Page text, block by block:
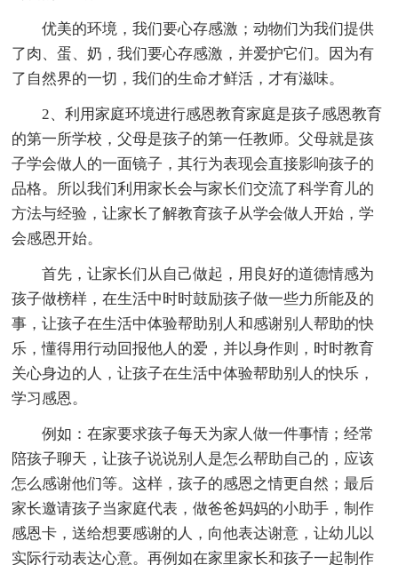
优美的环境，我们要心存感激；动物们为我们提供
了肉、蛋、奶，我们要心存感激，并爱护它们。因为有
了自然界的一切，我们的生命才鲜活，才有滋味。
2、利用家庭环境进行感恩教育家庭是孩子感恩教育
的第一所学校，父母是孩子的第一任教师。父母就是孩
子学会做人的一面镜子，其行为表现会直接影响孩子的
品格。所以我们利用家长会与家长们交流了科学育儿的
方法与经验，让家长了解教育孩子从学会做人开始，学
会感恩开始。
首先，让家长们从自己做起，用良好的道德情感为
孩子做榜样，在生活中时时鼓励孩子做一些力所能及的
事，让孩子在生活中体验帮助别人和感谢别人帮助的快
乐，懂得用行动回报他人的爱，并以身作则，时时教育
关心身边的人，让孩子在生活中体验帮助别人的快乐，
学习感恩。
例如：在家要求孩子每天为家人做一件事情；经常
陪孩子聊天，让孩子说说别人是怎么帮助自己的，应该
怎么感谢他们等。这样，孩子的感恩之情更自然；最后
家长邀请孩子当家庭代表，做爸爸妈妈的小助手，制作
感恩卡，送给想要感谢的人，向他表达谢意，让幼儿以
实际行动表达心意。再例如在家里家长和孩子一起制作